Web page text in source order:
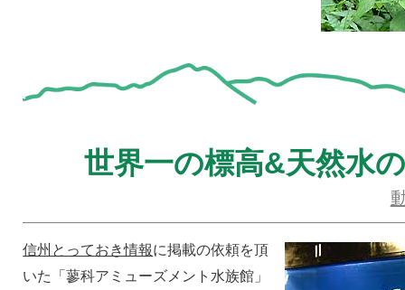
世界一の標高&天然水
信州とっておき情報に掲載の依頼を頂
いた「蓼科アミューズメント水族館」